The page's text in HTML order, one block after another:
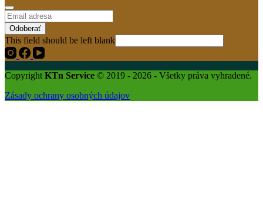
Odoberať
This field should be left blank
Copyright KTn Service © 2019 - 2026 - Všetky práva vyhradené.
Zásady ochrany osobných údajov